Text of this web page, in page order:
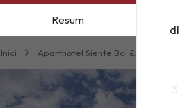
Inici Aparthotel Siente Boí & Spa
dl